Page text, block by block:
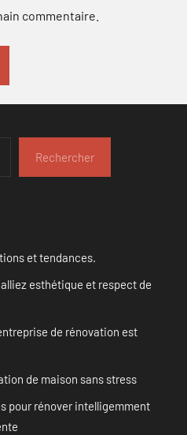
commentaire.
Rechercher
et tendances.
esthétique et respect de
de rénovation est
de maison sans stress
pour rénover intelligemment